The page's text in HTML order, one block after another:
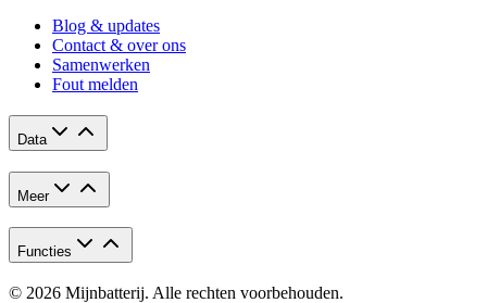
Blog & updates
Contact & over ons
Samenwerken
Fout melden
Data
Meer
Functies
© 2026 Mijnbatterij. Alle rechten voorbehouden.